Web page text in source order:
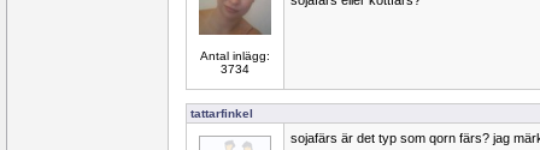
Antal inlägg:
3734
tattarfinkel
sojafärs är det typ som qorn färs? jag